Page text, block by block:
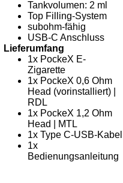
Tankvolumen: 2 ml
Top Filling-System
subohm-fähig
USB-C Anschluss
Lieferumfang
1x PockeX E-
Zigarette
1x PockeX 0,6 Ohm
Head (vorinstalliert) |
RDL
1x PockeX 1,2 Ohm
Head | MTL
1x Type C-USB-Kabel
1x
Bedienungsanleitung